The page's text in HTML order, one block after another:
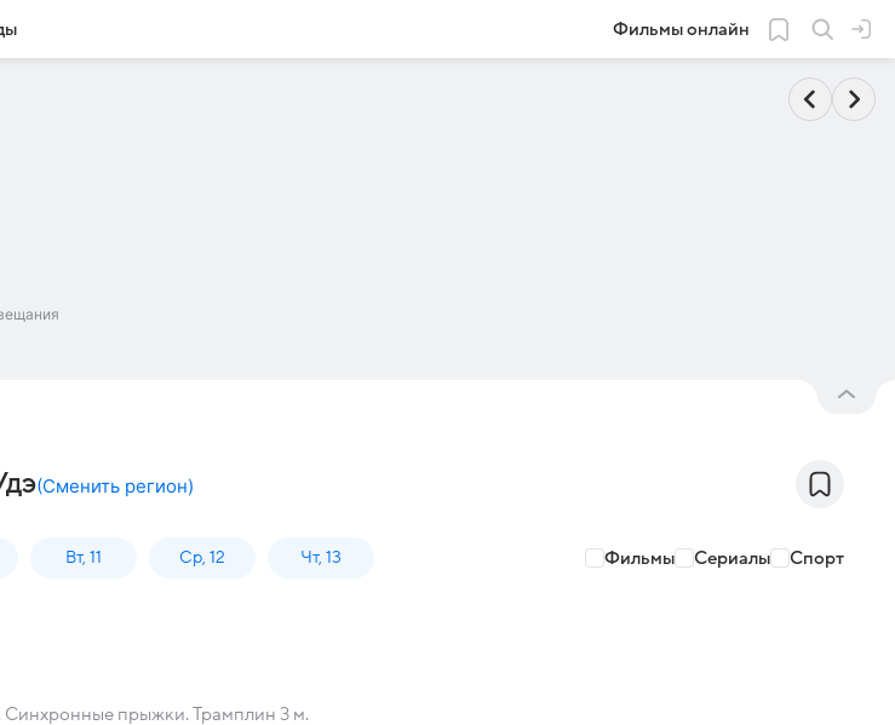
Фильмы онлайн
(Сменить регион)
Вт, 11 Ср, 12 Чт, 13 Фильмы Сериалы Спорт
прыжки. Трамплин 3 м.